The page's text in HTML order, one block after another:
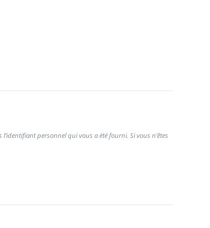
personnel qui vous a été fourni. Si vous n’êtes